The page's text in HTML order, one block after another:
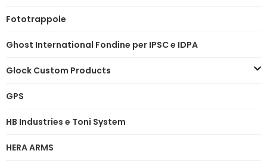
Fototrappole
Ghost International Fondine per IPSC e IDPA
Glock Custom Products
GPS
HB Industries e Toni System
HERA ARMS